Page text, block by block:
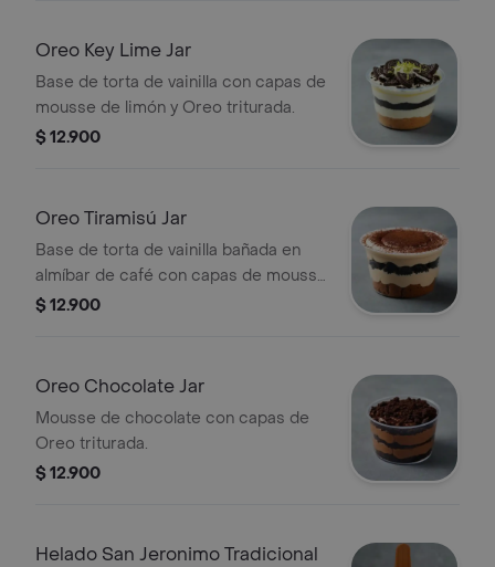
Oreo Key Lime Jar
Base de torta de vainilla con capas de
mousse de limón y Oreo triturada.
$ 12.900
Oreo Tiramisú Jar
Base de torta de vainilla bañada en
almíbar de café con capas de mousse
de tiramisú y Oreo.
$ 12.900
Oreo Chocolate Jar
Mousse de chocolate con capas de
Oreo triturada.
$ 12.900
Helado San Jeronimo Tradicional